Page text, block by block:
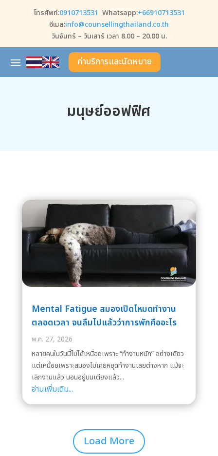
โทรศัพท์:0910713531 Whatsapp:+66910713531
อีเมล:info@counsellingthailand.co.th
วันจันทร์ – วันเสาร์ เวลา 8.00 – 20.00 น.
ค่าบริการและนัดหมาย
มนุษย์ออฟฟิศ
Mental Fatigue สมองเปิดโหมดทำงาน
ตลอดเวลา จนลืมไปแล้วว่าการพักคืออะไร
พ.ค. 27, 2026
หลายคนในวันนี้ไม่ได้เหนื่อยเพราะ “ทำงานหนัก” อย่างเดียว
แต่เหนื่อยเพราะสมองไม่เคยหยุดทำงานเลยต่างหาก แม้จะ
เลิกงานแล้ว นอนอยู่บนเตียงแล้ว...
อ่านเพิ่มเติม...
Load More